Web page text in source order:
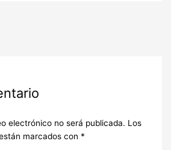
electrónico no será publicada. Los
marcados con *